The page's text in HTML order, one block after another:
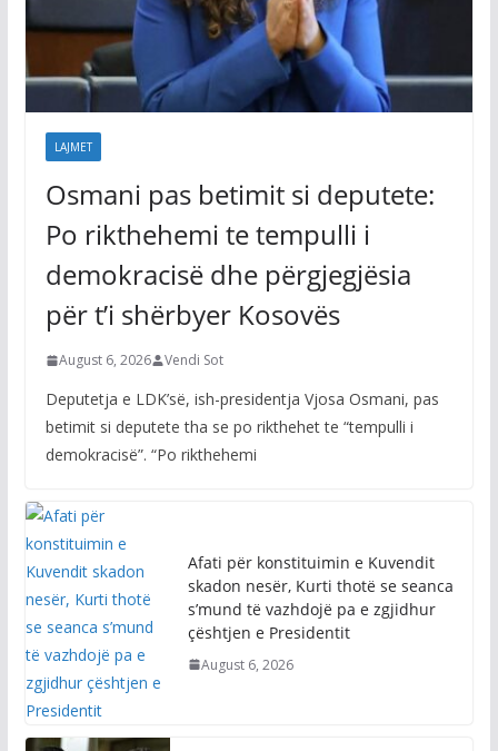
LAJMET
Osmani pas betimit si deputete:
Po rikthehemi te tempulli i
demokracisë dhe përgjegjësia
për t’i shërbyer Kosovës
August 6, 2026 Vendi Sot
Deputetja e LDK’së, ish-presidentja Vjosa Osmani, pas
betimit si deputete tha se po rikthehet te “tempulli i
demokracisë”. “Po rikthehemi
Afati për konstituimin e Kuvendit
skadon nesër, Kurti thotë se seanca
s’mund të vazhdojë pa e zgjidhur
çështjen e Presidentit
August 6, 2026